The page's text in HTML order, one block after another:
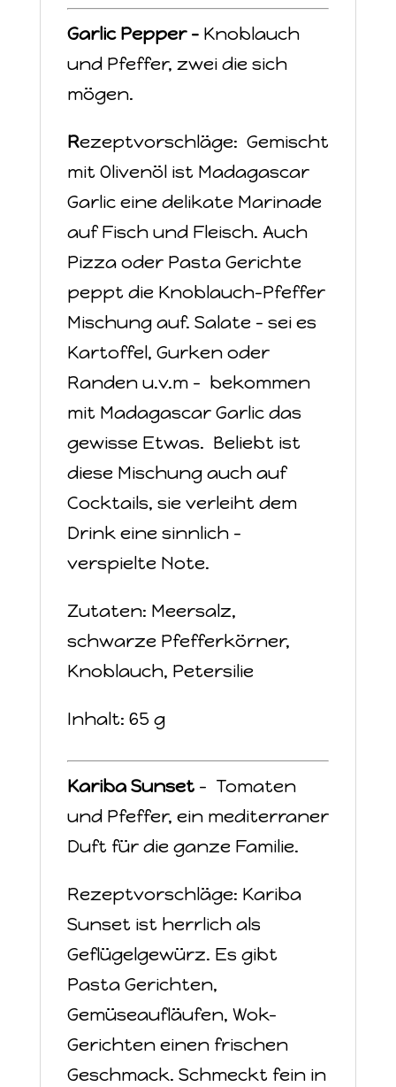
Garlic Pepper -Knoblauch
und Pfeffer, zwei die sich
mögen.
Rezeptvorschläge: Gemischt
mit Olivenöl ist Madagascar
Garlic eine delikate Marinade
auf Fisch und Fleisch. Auch
Pizza oder Pasta Gerichte
peppt die Knoblauch-Pfeffer
Mischung auf. Salate – sei es
Kartoffel, Gurken oder
Randen u.v.m – bekommen
mit Madagascar Garlic das
gewisse Etwas. Beliebt ist
diese Mischung auch auf
Cocktails, sie verleiht dem
Drink eine sinnlich –
verspielte Note.
Zutaten: Meersalz,
schwarze Pfefferkörner,
Knoblauch, Petersilie
Inhalt: 65 g
Kariba Sunset- Tomaten
und Pfeffer, ein mediterraner
Duft für die ganze Familie.
Rezeptvorschläge: Kariba
Sunset ist herrlich als
Geflügelgewürz. Es gibt
Pasta Gerichten,
Gemüseaufläufen, Wok-
Gerichten einen frischen
Geschmack. Schmeckt fein in